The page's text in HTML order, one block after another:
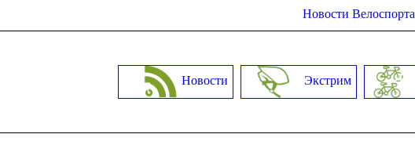
Новости Велоспорта
Новости Экстрим